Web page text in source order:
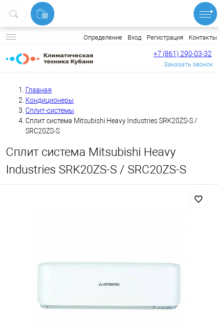
Определение Вход Регистрация Контакты
+7 (861) 290-03-32
Заказать звонок
Главная
Кондиционеры
Сплит-системы
Сплит система Mitsubishi Heavy Industries SRK20ZS-S /
SRC20ZS-S
Сплит система Mitsubishi Heavy
Industries SRK20ZS-S / SRC20ZS-S